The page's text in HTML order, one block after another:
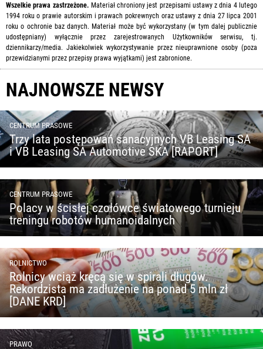
Wszelkie prawa zastrzeżone. Materiał chroniony jest przepisami ustawy z dnia 4 lutego
1994 roku o prawie autorskim i prawach pokrewnych oraz ustawy z dnia 27 lipca 2001
roku o ochronie baz danych. Materiał może być wykorzystany (w tym dalej publicznie
udostępniany) wyłącznie przez zarejestrowanych Użytkowników serwisu, tj.
dziennikarzy/media. Jakiekolwiek wykorzystywanie przez nieuprawnione osoby (poza
przewidzianymi przez przepisy prawa wyjątkami) jest zabronione.
NAJNOWSZE NEWSY
CENTRUM PRASOWE
Trzy lata postępowań sanacyjnych VB Leasing SA
i VB Leasing SA Automotive SKA [RAPORT]
CENTRUM PRASOWE
Polacy w ścisłej czołówce światowego turnieju
treningu robotów humanoidalnych
ROLNICTWO
Rolnicy wciąż kręcą się w spirali długów.
Rekordzista ma zadłużenie na ponad 5 mln zł
[DANE KRD]
PRAWO